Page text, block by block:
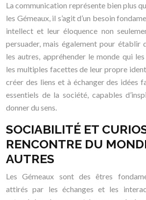
La communication représente bien plus
les Gémeaux, il s’agit d’un besoin
intellect et leur éloquence non
persuader, mais également pour établir
les autres, appréhender le monde qui
les multiples facettes de leur propre
créer des liens et à échanger des idées
essentiels de la société, capables
donner du sens.
SOCIABILITÉ ET
RENCONTRE DU
AUTRES
Les Gémeaux sont des êtres
attirés par les échanges et les